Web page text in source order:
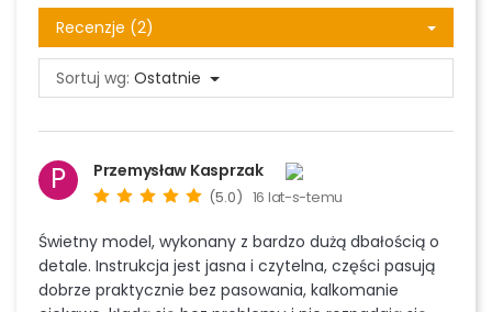
Recenzje (2)
Sortuj wg: Ostatnie
P Przemysław Kasprzak
(5.0) 16 lat-s-temu
Świetny model, wykonany z bardzo dużą dbałością o
detale. Instrukcja jest jasna i czytelna, części pasują
dobrze praktycznie bez pasowania, kalkomanie